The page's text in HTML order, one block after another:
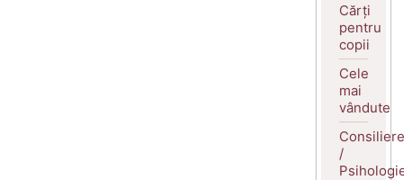
Cărți
pentru
copii
Cele
mai
vândute
Consiliere
/